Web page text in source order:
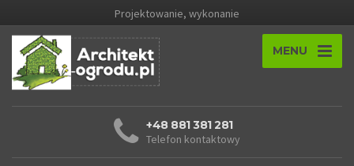
Projektowanie, wykonanie
MENU
+48 881 381 281
Telefon kontaktowy